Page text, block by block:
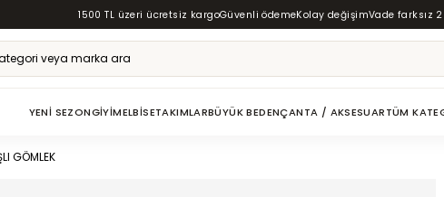
1500 TL üzeri ücretsiz kargoGüvenli ödemeKolay değişimVade farksız
YENI SEZONGIYIMELBISETAKIMLARBÜYÜK BEDENÇANTA / AKSESUARTÜM
GÖMLEK